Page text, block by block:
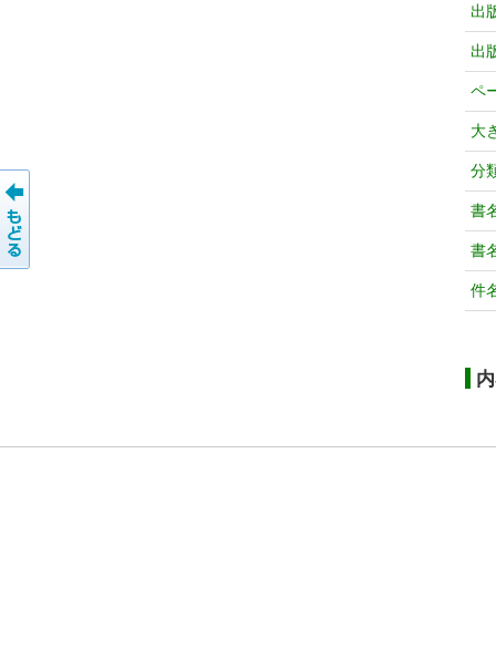
出
出
ペ
大
分
書
書
件